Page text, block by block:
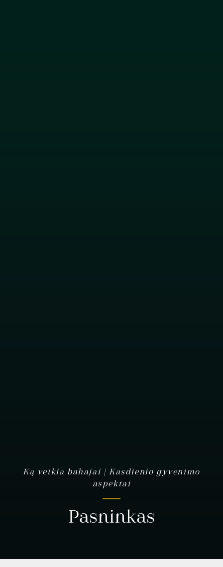
Ką veikia bahajai | Kasdienio gyvenimo
aspektai
Pasninkas